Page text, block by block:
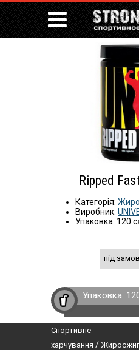
Ripped
Категорія:
Виробник:
Упаковка: 120
під
Упаковка:
Спортивне
харчування /